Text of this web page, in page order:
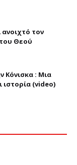
ανοιχτό τον
Θεού
Κόνισκα : Μια
(video)